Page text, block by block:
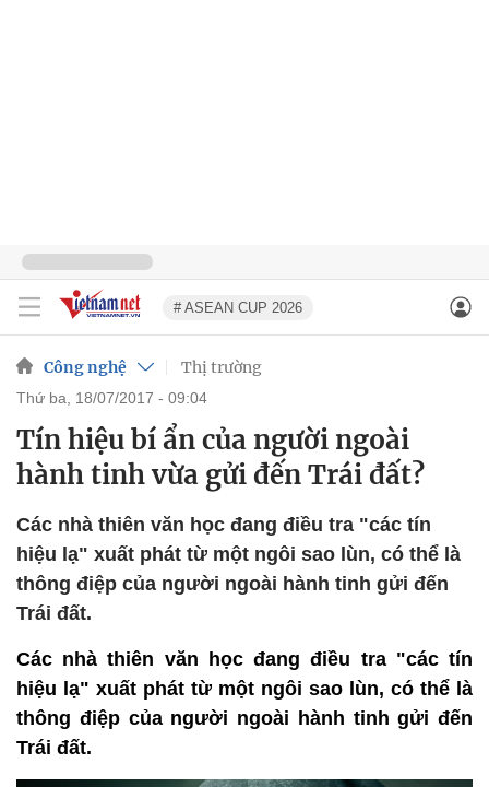
# ASEAN CUP 2026
Công nghệ Thị trường
thứ ba, 18/07/2017 - 09:04
Tín hiệu bí ẩn của người ngoài
hành tinh vừa gửi đến Trái đất?
Các nhà thiên văn học đang điều tra "các tín
hiệu lạ" xuất phát từ một ngôi sao lùn, có thể là
thông điệp của người ngoài hành tinh gửi đến
Trái đất.
Các nhà thiên văn học đang điều tra "các tín
hiệu lạ" xuất phát từ một ngôi sao lùn, có thể là
thông điệp của người ngoài hành tinh gửi đến
Trái đất.